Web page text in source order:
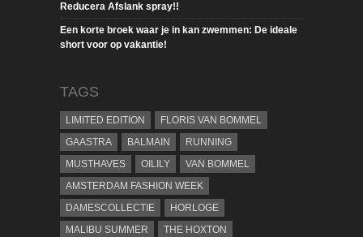
Reducera Afslank spray!!
Een korte broek waar je in kan zwemmen: De ideale
short voor op vakantie!
TAGS
LIMITED EDITION
FLORIS VAN BOMMEL
GAASTRA
BALMAIN
RUNNING
MUSTHAVES
OILILY
VAN BOMMEL
AMSTERDAM FASHION WEEK
DAMESCOLLECTIE
HORLOGE
MALIBU SUMMER
THE HOXTON